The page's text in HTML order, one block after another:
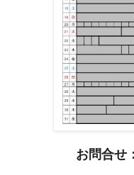
お問合せ